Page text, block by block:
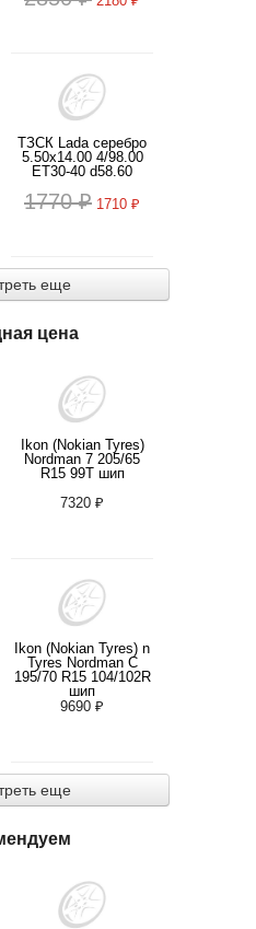
ТЗСК Lada серебро
5.50x14.00 4/98.00
ET30-40 d58.60
1770 ₽ 1710 ₽
еще
цена
Ikon (Nokian Tyres)
Nordman 7 205/65
R15 99T шип
7320 ₽
Ikon (Nokian Tyres) n
Tyres Nordman C
195/70 R15 104/102R
шип
9690 ₽
еще